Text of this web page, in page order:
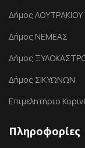
Δήμος
Δήμος ΝΕΜΕΑΣ
Δήμος
Δήμος ΣΙΚΥΩΝΩΝ
Επιμελητήριο
Πληροφορίες